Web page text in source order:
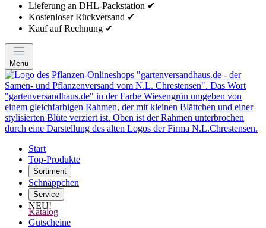
Lieferung an DHL-Packstation ✔
Kostenloser Rückversand ✔
Kauf auf Rechnung ✔
Menü
Start
Top-Produkte
Sortiment
Schnäppchen
Service
NEU!
Katalog
Gutscheine